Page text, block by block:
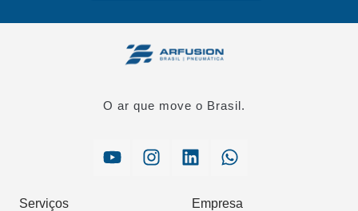
O ar que move o Brasil.
Serviços Empresa